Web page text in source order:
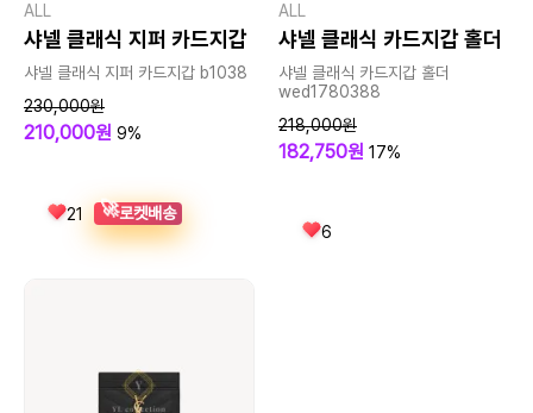
ALL
샤넬 클래식 지퍼 카드지갑
샤넬 클래식 지퍼 카드지갑 b1038
230,000원
210,000원 9%
21 🚀로켓배송
ALL
샤넬 클래식 카드지갑 홀더
샤넬 클래식 카드지갑 홀더
wed1780388
218,000원
182,750원 17%
6